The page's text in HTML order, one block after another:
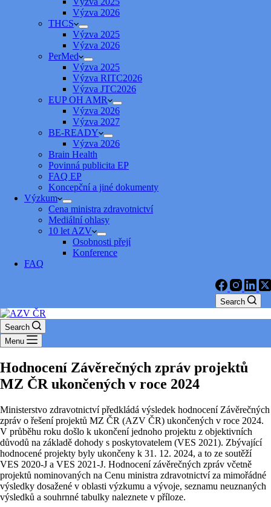
Výzva 2026
THCS
Výzva 2025
Výzva 2026
PerMed
Výzva 2025
Výzva RITC2026
Výzva JTC2026
EUP OH AMR
Výzva 2026
Výzva 2027
BE-READY
Výzva 2026
Brain Health
Povinná publicita EP
FAQ EP
Koncepční a jiné dokumenty
Výzkum
Cena ministra zdravotnictví
Mediální ohlasy
10 let AZV
Osobnosti přejí
Konference
FAQ
Search
Search
Menu
Hodnocení Závěrečných zpráv projektů
MZ ČR ukončených v roce 2024
Ministerstvo zdravotnictví předkládá výsledek hodnocení Závěrečných
zpráv o řešení projektů MZ ČR (AZV ČR) ukončených v roce 2024.
V průběhu roku došlo k ukončení jednoho projektu z objektivních
důvodů na základě dohody s poskytovatelem (VES 2021). Zbývající
hodnocené projekty byly ukončeny k 31. 12. 2024, a to ze soutěží
VES 2020-J a VES 2021-J. Hodnocení závěrečných zpráv včetně
projektů nominovaných na Cenu ministra zdravotnictví za mimořádné
výsledky dosažené v oblasti výzkumu a vývoje, seznamu neuznaných
výsledků a souhrnné tabulky naleznete v příloze.